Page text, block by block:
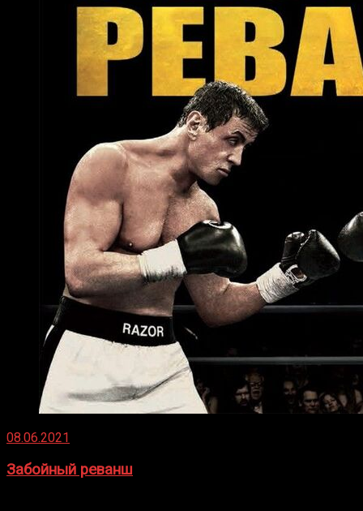
08.06.2021
Забойный реванш